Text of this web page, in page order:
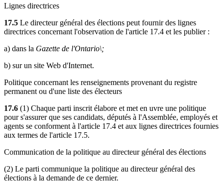
Lignes directrices
17.5 Le directeur général des élections peut fournir des lignes
directrices concernant l'observation de l'article 17.4 et les publier :
a) dans la Gazette de l'Ontario\;
b) sur un site Web d'Internet.
Politique concernant les renseignements provenant du registre
permanent ou d'une liste des électeurs
17.6 (1) Chaque parti inscrit élabore et met en uvre une politique
pour s'assurer que ses candidats, députés à l'Assemblée, employés et
agents se conforment à l'article 17.4 et aux lignes directrices fournies
aux termes de l'article 17.5.
Communication de la politique au directeur général des élections
(2) Le parti communique la politique au directeur général des
élections à la demande de ce dernier.